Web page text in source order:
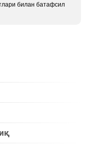
билан батафсил